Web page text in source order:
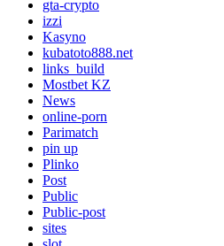
gta-crypto
izzi
Kasyno
kubatoto888.net
links_build
Mostbet KZ
News
online-porn
Parimatch
pin up
Plinko
Post
Public
Public-post
sites